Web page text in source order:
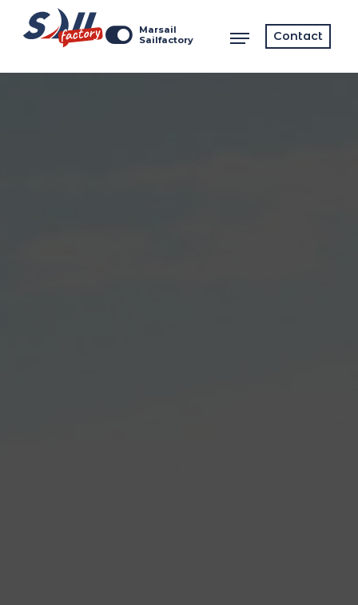
Marsail
Sailfactory
Contact